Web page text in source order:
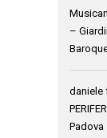
–
daniele
Padova